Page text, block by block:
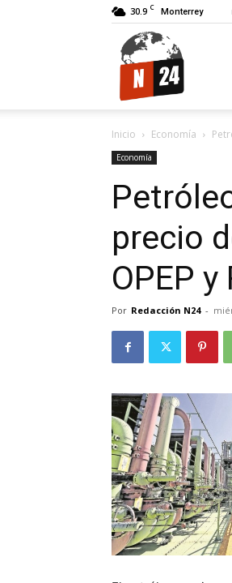
30.9 C Monterrey
Inicio Economía
Economía
precio
OPEP y
Por Redacción N24 -